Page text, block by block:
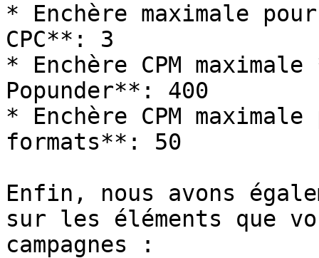
* Enchère maximale
CPC**: 3
* Enchère CPM
Popunder**: 400
* Enchère CPM
formats**: 50
Enfin, nous avons
sur les éléments que
campagnes :